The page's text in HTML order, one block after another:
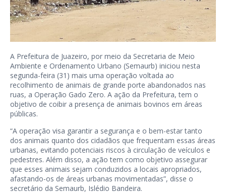
A Prefeitura de Juazeiro, por meio da Secretaria de Meio
Ambiente e Ordenamento Urbano (Semaurb) iniciou nesta
segunda-feira (31) mais uma operação voltada ao
recolhimento de animais de grande porte abandonados nas
ruas, a Operação Gado Zero. A ação da Prefeitura, tem o
objetivo de coibir a presença de animais bovinos em áreas
públicas.
“A operação visa garantir a segurança e o bem-estar tanto
dos animais quanto dos cidadãos que frequentam essas áreas
urbanas, evitando potenciais riscos à circulação de veículos e
pedestres. Além disso, a ação tem como objetivo assegurar
que esses animais sejam conduzidos a locais apropriados,
afastando-os de áreas urbanas movimentadas”, disse o
secretário da Semaurb, Islédio Bandeira.